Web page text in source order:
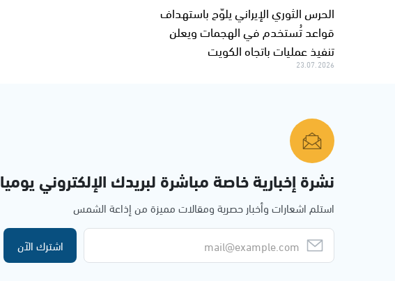
الحرس الثوري الإيراني يلوّح باستهداف
قواعد تُستخدم في الهجمات ويعلن
تنفيذ عمليات باتجاه الكويت
23.07.2026
نشرة إخبارية خاصة مباشرة لبريدك الإلكتروني يوميا
استلم اشعارات وأخبار حصرية ومقالات مميزة من إذاعة الشمس
اشترك الآن